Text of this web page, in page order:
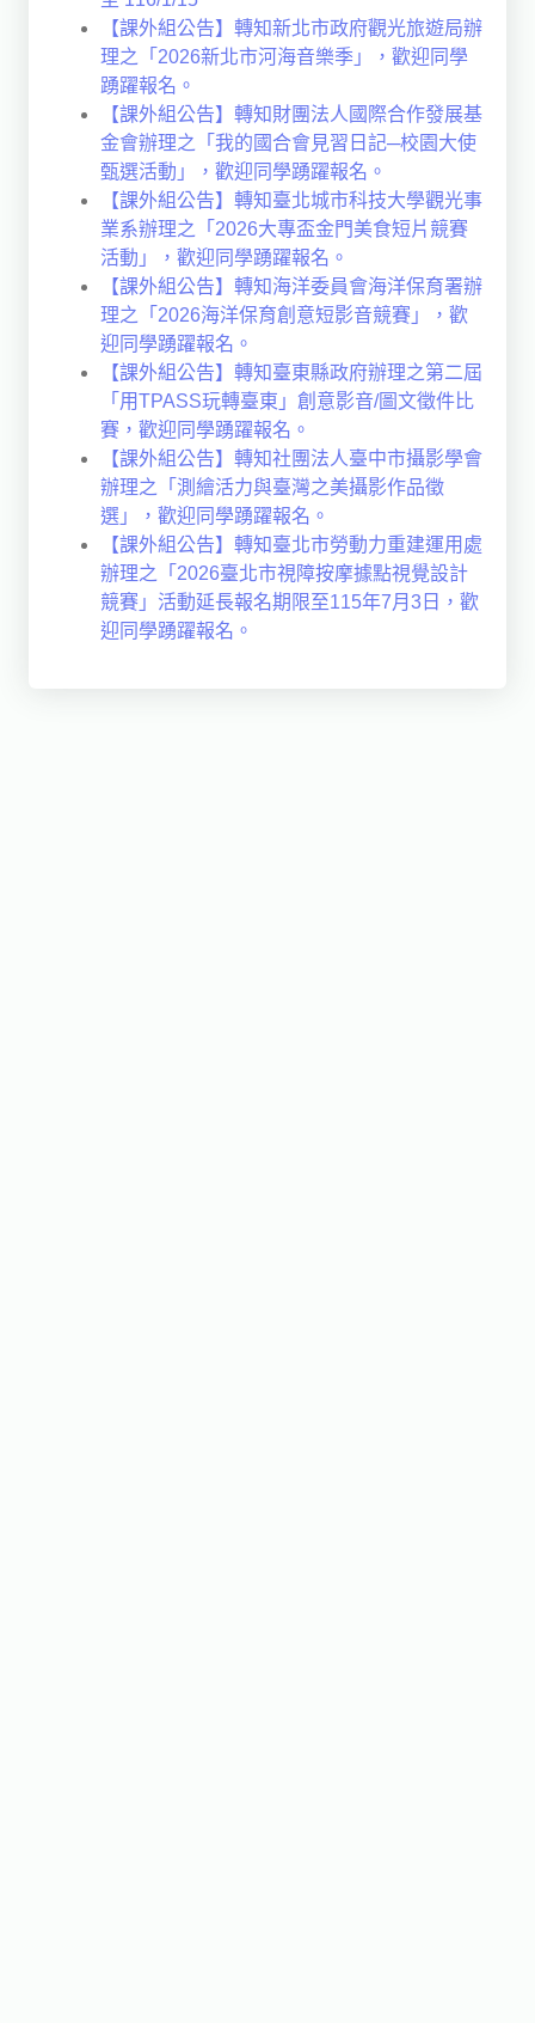
【課外組公告】轉知新北市政府觀光旅遊局辦
理之「2026新北市河海音樂季」，歡迎同學
踴躍報名。
【課外組公告】轉知財團法人國際合作發展基
金會辦理之「我的國合會見習日記─校園大使
甄選活動」，歡迎同學踴躍報名。
【課外組公告】轉知臺北城市科技大學觀光事
業系辦理之「2026大專盃金門美食短片競賽
活動」，歡迎同學踴躍報名。
【課外組公告】轉知海洋委員會海洋保育署辦
理之「2026海洋保育創意短影音競賽」，歡
迎同學踴躍報名。
【課外組公告】轉知臺東縣政府辦理之第二屆
「用TPASS玩轉臺東」創意影音/圖文徵件比
賽，歡迎同學踴躍報名。
【課外組公告】轉知社團法人臺中市攝影學會
辦理之「測繪活力與臺灣之美攝影作品徵
選」，歡迎同學踴躍報名。
【課外組公告】轉知臺北市勞動力重建運用處
辦理之「2026臺北市視障按摩據點視覺設計
競賽」活動延長報名期限至115年7月3日，歡
迎同學踴躍報名。